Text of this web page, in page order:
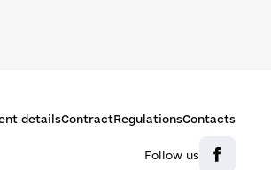
detailsContractRegulationsContacts
Follow us